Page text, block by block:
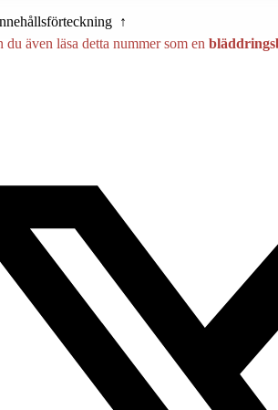
↑
du även läsa detta nummer som en